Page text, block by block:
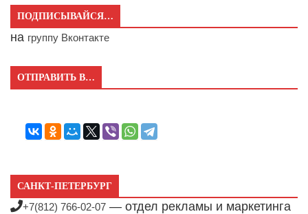
ПОДПИСЫВАЙСЯ…
на группу Вконтакте
ОТПРАВИТЬ В…
САНКТ-ПЕТЕРБУРГ
+7(812) 766-02-07 — отдел рекламы и маркетинга